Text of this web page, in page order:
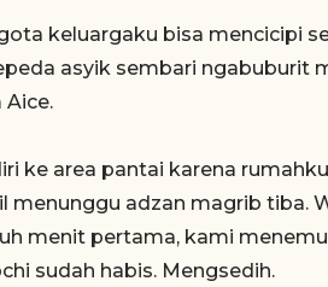
keluargaku bisa mencicipi
asyik sembari ngabuburit
Aice.
ke area pantai karena
menunggu adzan magrib tiba.
menit pertama, kami
sudah habis. Mengsedih.